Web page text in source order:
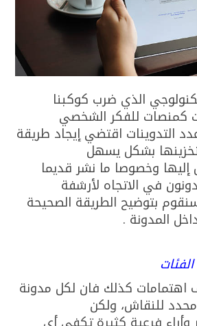
الذي ضرب كوكبنا
كمنصات للفكر الشخصي
التدوينات اقتضي إيجاد طريقة
بشكل يسهل
إليها وخصوصا ما نشر قديما
في الاتجاه لأرشفة
بتوضيح الطريقة الصحيحة
المدونة .
كذلك فان لكل مدونة
للنقاش، ولكن